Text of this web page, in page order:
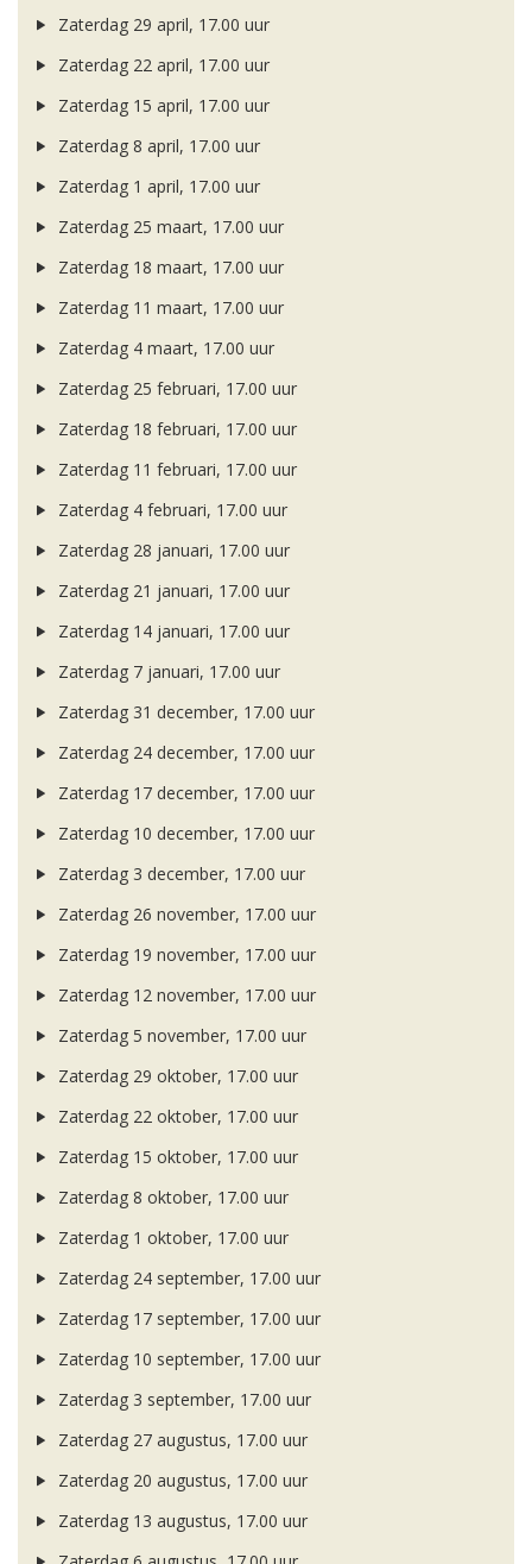
Zaterdag 29 april, 17.00 uur
Zaterdag 22 april, 17.00 uur
Zaterdag 15 april, 17.00 uur
Zaterdag 8 april, 17.00 uur
Zaterdag 1 april, 17.00 uur
Zaterdag 25 maart, 17.00 uur
Zaterdag 18 maart, 17.00 uur
Zaterdag 11 maart, 17.00 uur
Zaterdag 4 maart, 17.00 uur
Zaterdag 25 februari, 17.00 uur
Zaterdag 18 februari, 17.00 uur
Zaterdag 11 februari, 17.00 uur
Zaterdag 4 februari, 17.00 uur
Zaterdag 28 januari, 17.00 uur
Zaterdag 21 januari, 17.00 uur
Zaterdag 14 januari, 17.00 uur
Zaterdag 7 januari, 17.00 uur
Zaterdag 31 december, 17.00 uur
Zaterdag 24 december, 17.00 uur
Zaterdag 17 december, 17.00 uur
Zaterdag 10 december, 17.00 uur
Zaterdag 3 december, 17.00 uur
Zaterdag 26 november, 17.00 uur
Zaterdag 19 november, 17.00 uur
Zaterdag 12 november, 17.00 uur
Zaterdag 5 november, 17.00 uur
Zaterdag 29 oktober, 17.00 uur
Zaterdag 22 oktober, 17.00 uur
Zaterdag 15 oktober, 17.00 uur
Zaterdag 8 oktober, 17.00 uur
Zaterdag 1 oktober, 17.00 uur
Zaterdag 24 september, 17.00 uur
Zaterdag 17 september, 17.00 uur
Zaterdag 10 september, 17.00 uur
Zaterdag 3 september, 17.00 uur
Zaterdag 27 augustus, 17.00 uur
Zaterdag 20 augustus, 17.00 uur
Zaterdag 13 augustus, 17.00 uur